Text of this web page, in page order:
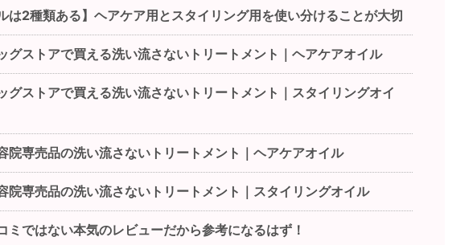
は2種類ある】ヘアケア用とスタイリング用を使い分けることが大切
グストアで買える洗い流さないトリートメント｜ヘアケアオイル
グストアで買える洗い流さないトリートメント｜スタイリングオイ
院専売品の洗い流さないトリートメント｜ヘアケアオイル
院専売品の洗い流さないトリートメント｜スタイリングオイル
ミではない本気のレビューだから参考になるはず！